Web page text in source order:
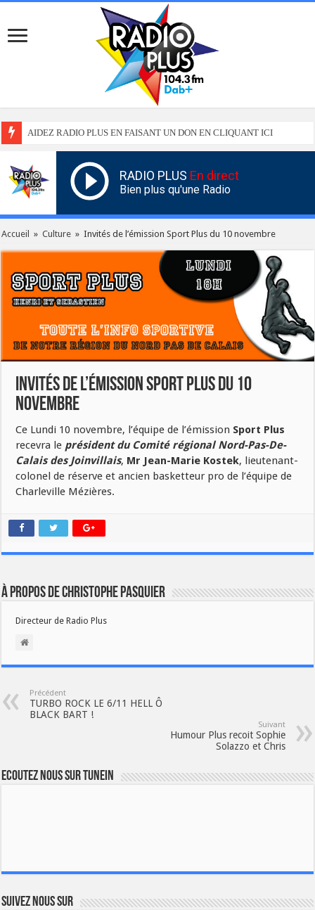
AIDEZ RADIO PLUS EN FAISANT UN DON EN CLIQUANT ICI
RADIO PLUS En direct
Bien plus qu'une Radio
Accueil » Culture » Invités de l’émission Sport Plus du 10 novembre
Invités de l’émission Sport Plus du 10
novembre
Ce Lundi 10 novembre, l’équipe de l’émission Sport Plus
recevra le président du Comité régional Nord-Pas-De-
Calais des Joinvillais, Mr Jean-Marie Kostek, lieutenant-
colonel de réserve et ancien basketteur pro de l’équipe de
Charleville Mézières.
À propos de Christophe PASQUIER
Directeur de Radio Plus
Précédent
TURBO ROCK LE 6/11 HELL Ô
BLACK BART !
Suivant
Humour Plus recoit Sophie
Solazzo et Chris
Ecoutez nous sur TuneIn
Suivez nous sur